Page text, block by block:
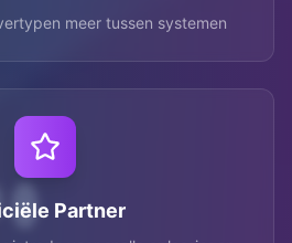
meer tussen systemen
Partner